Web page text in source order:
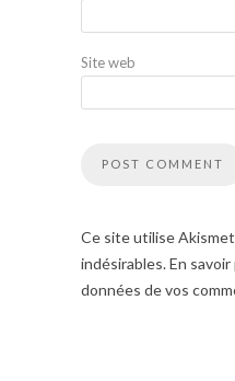
Site web
Ce site utilise
indésirables. En
données de vos